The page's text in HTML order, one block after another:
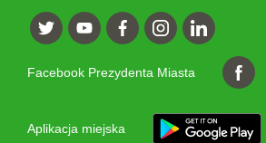
Facebook Prezydenta Miasta
Aplikacja miejska